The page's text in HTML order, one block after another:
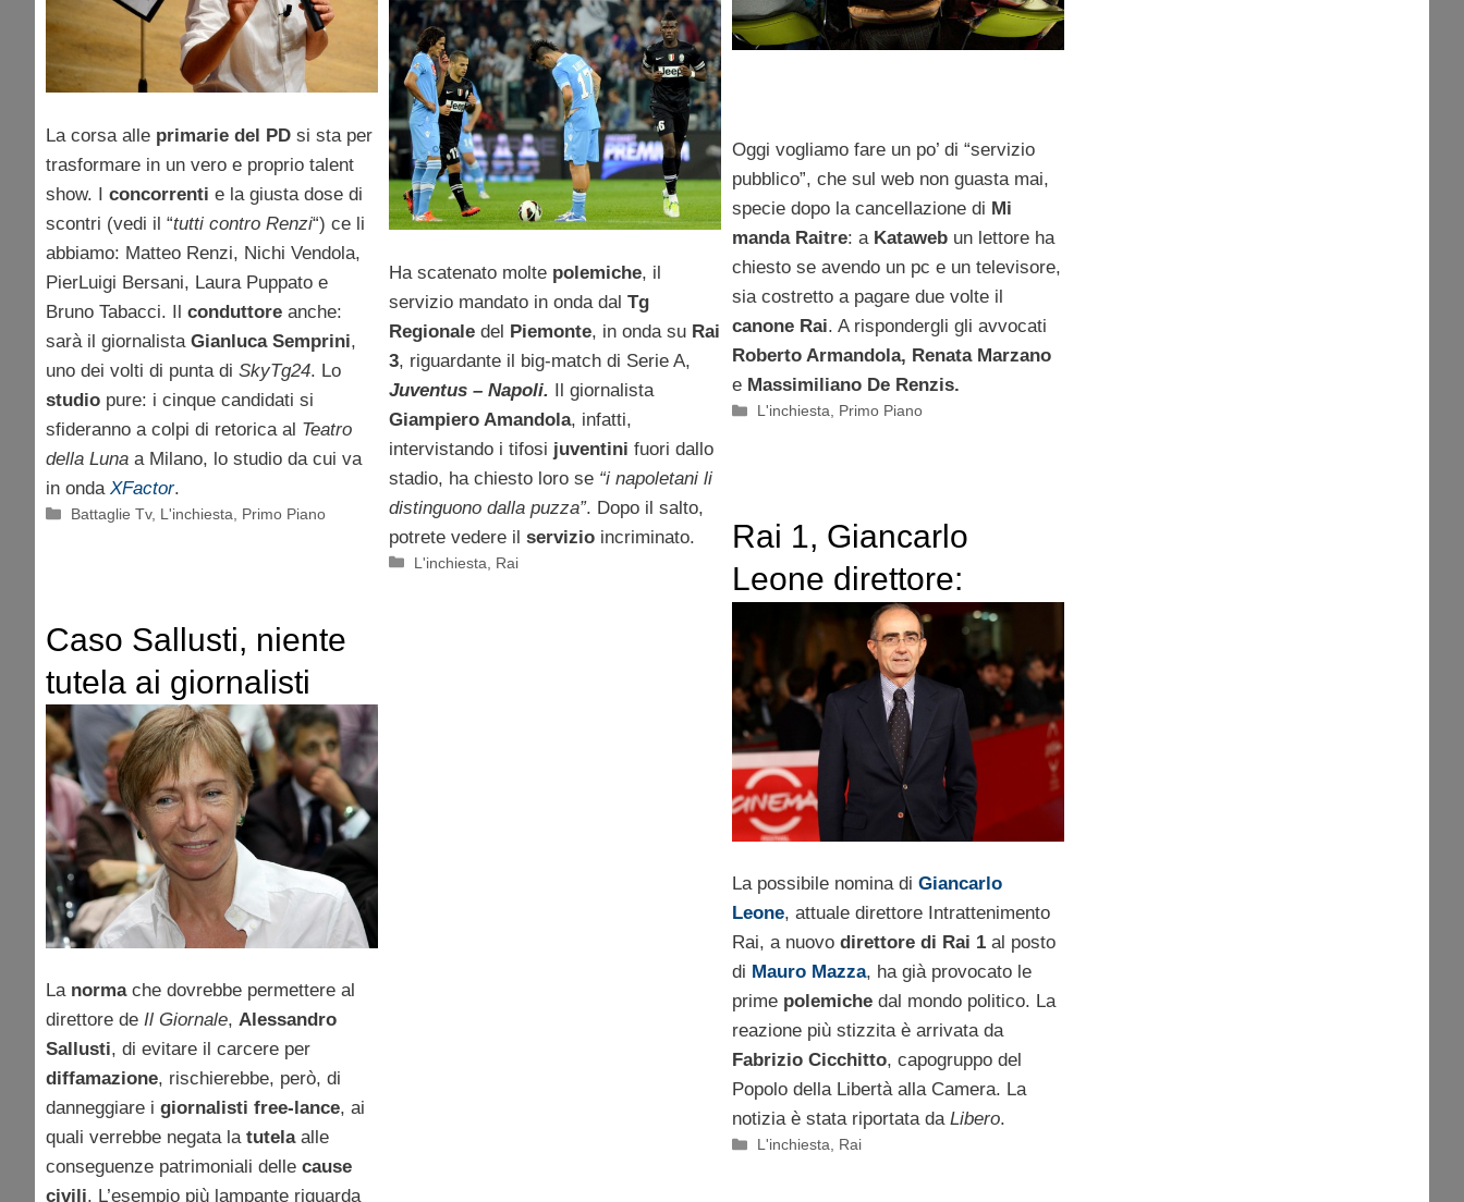
Oggi vogliamo fare un po’ di “servizio
pubblico”, che sul web non guasta mai,
specie dopo la cancellazione di Mi
manda Raitre: a Katawebun lettore ha
chiesto se avendo un pc e un televisore,
sia costretto a pagare due volte il
canone Rai. A rispondergli gli avvocati
Roberto Armandola, Renata Marzano
e Massimiliano De Renzis.
Categorie
L'inchiesta, Primo Piano
La corsa alle primarie del PD si sta per
trasformare in un vero e proprio talent
show. I concorrenti e la giusta dose di
scontri (vedi il “tutti contro Renzi“) ce li
abbiamo: Matteo Renzi, Nichi Vendola,
PierLuigi Bersani, Laura Puppato e
Bruno Tabacci. Il conduttore anche:
sarà il giornalista Gianluca Semprini,
uno dei volti di punta di SkyTg24. Lo
studio pure: i cinque candidati si
sfideranno a colpi di retorica al Teatro
della Luna a Milano, lo studio da cui va
in onda XFactor.
Categorie
Battaglie Tv, L'inchiesta Primo Piano
distinguete dalla
puzza”: polemiche
(video)
Ha scatenato molte polemiche, il
servizio mandato in onda dal Tg
Regionaledel Piemonte, in onda su Rai
3, riguardante il big-match di Serie A,
Juventus – Napoli. Il giornalista
Giampiero Amandola, infatti,
intervistando i tifosi juventini fuori dallo
stadio, ha chiesto loro se “i napoletani li
distinguono dalla puzza”. Dopo il salto,
potrete vedere il servizioincriminato.
Categorie
L'inchiesta Rai
Rai 1, Giancarlo
Leone direttore:
polemiche dal mondo
politico
La possibile nomina di Giancarlo
Leone, attuale direttore Intrattenimento
Rai, a nuovo direttore di Rai 1al posto
di Mauro Mazza, ha già provocato le
prime polemichedal mondo politico. La
reazione più stizzita è arrivata da
Fabrizio Cicchitto, capogruppo del
Popolo della Libertà alla Camera. La
notizia è stata riportata da Libero.
Categorie
L'inchiesta, Rai
Caso Sallusti, niente
tutela ai giornalisti
free-lance, Milena
Gabanelli: “Il nazismo
cominciò così”
La normache dovrebbe permettere al
direttore de Il Giornale, Alessandro
Sallusti, di evitare il carcere per
diffamazione, rischierebbe, però, di
danneggiare i giornalisti free-lance, ai
quali verrebbe negata la tutelaalle
conseguenze patrimoniali delle cause
civili. L’esempio più lampante riguarda